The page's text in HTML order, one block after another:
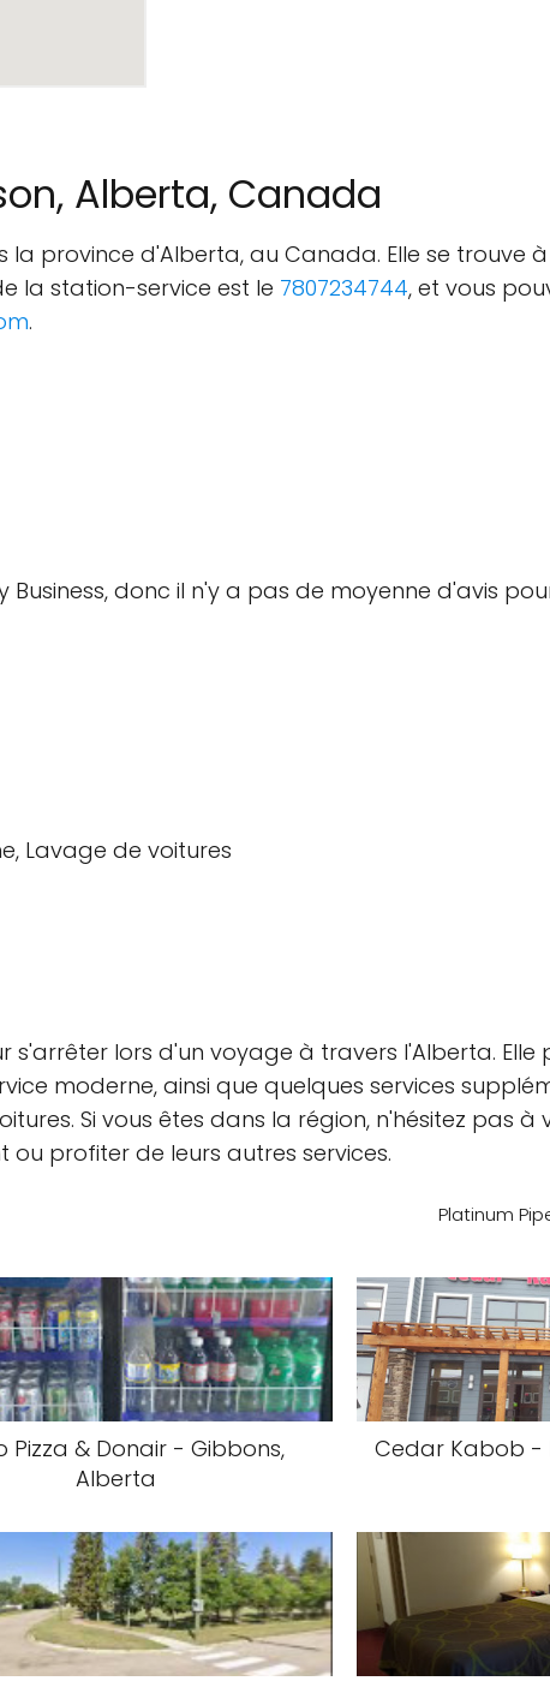
Alberta, Canada
province d'Alberta, au Canada. Elle se trouve à
la station-service est le 7807234744, et vous
.
donc il n'y a pas de moyenne d'avis
Lavage de voitures
lors d'un voyage à travers l'Alberta. Elle
moderne, ainsi que quelques services
Si vous êtes dans la région, n'hésitez pas à
profiter de leurs autres services.
Platinum
Pizza & Donair - Gibbons,
Alberta
Cedar Kabob -